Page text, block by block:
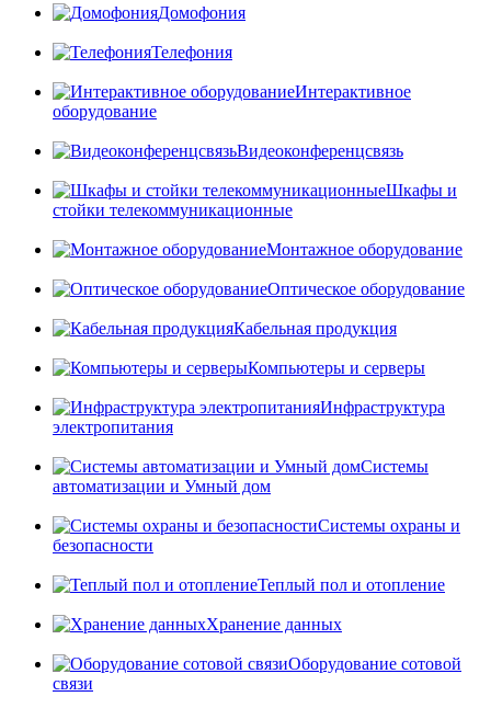
Домофония
Телефония
Интерактивное
оборудование
Видеоконференцсвязь
Шкафы и
стойки телекоммуникационные
Монтажное оборудование
Оптическое оборудование
Кабельная продукция
Компьютеры и серверы
Инфраструктура
электропитания
Системы
автоматизации и Умный дом
Системы охраны и
безопасности
Теплый пол и отопление
Хранение данных
Оборудование сотовой
связи